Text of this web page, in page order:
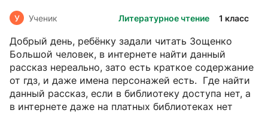
Литературное чтение 1 класс
У Ученик
Добрый день, ребёнку задали читать Зощенко
Большой человек, в интернете найти данный
рассказ нереально, зато есть краткое содержание
от гдз, и даже имена персонажей есть. Где найти
данный рассказ, если в библиотеку доступа нет, а
в интернете даже на платных библиотеках нет